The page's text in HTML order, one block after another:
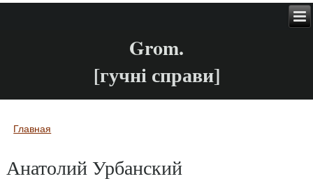
Grom.
[гучні справи]
Вы здесь
Главная
Анатолий Урбанский